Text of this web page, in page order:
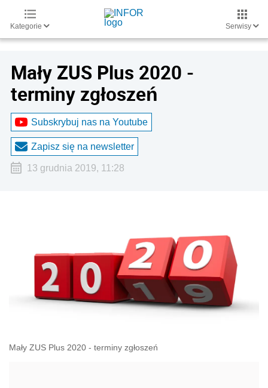
Kategorie Serwisy
Mały ZUS Plus 2020 -
terminy zgłoszeń
Subskrybuj nas na Youtube
Zapisz się na newsletter
13 grudnia 2019, 11:28
Mały ZUS Plus 2020 - terminy zgłoszeń